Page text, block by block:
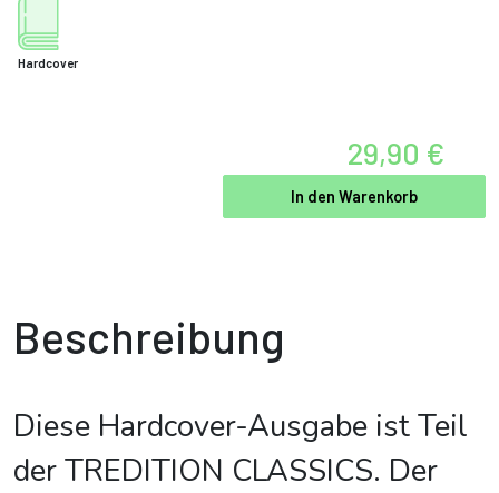
Hardcover
29,90 €
In den Warenkorb
Beschreibung
Diese Hardcover-Ausgabe ist Teil
der TREDITION CLASSICS. Der